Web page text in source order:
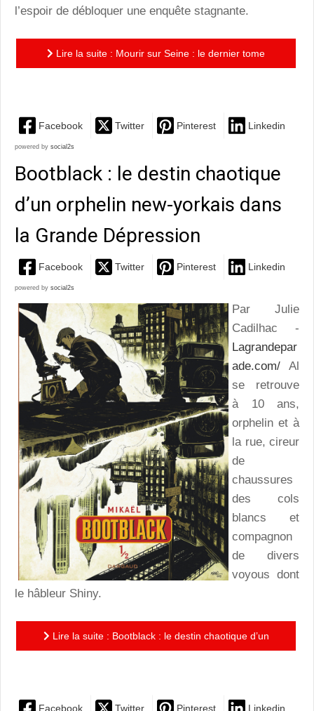
l’espoir de débloquer une enquête stagnante.
Lire la suite : Mourir sur Seine : le dernier tome
Facebook Twitter Pinterest Linkedin
powered by social2s
Bootblack : le destin chaotique
d’un orphelin new-yorkais dans
la Grande Dépression
Facebook Twitter Pinterest Linkedin
powered by social2s
Par Julie
Cadilhac -
Lagrandepar
ade.com/ Al
se retrouve
à 10 ans,
orphelin et à
la rue, cireur
de
chaussures
des cols
blancs et
compagnon
de divers
voyous dont
le hâbleur Shiny.
Lire la suite : Bootblack : le destin chaotique d’un
Facebook Twitter Pinterest Linkedin